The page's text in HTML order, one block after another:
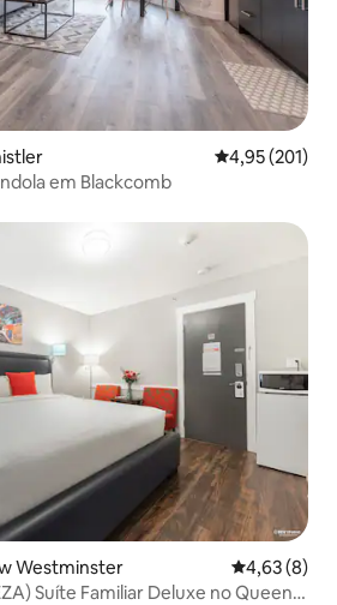
4,95 de uma
4,95 (201)
em Blackcomb
Westminster 4,63 de uma
4,63 (8)
Suíte Familiar Deluxe no Queens